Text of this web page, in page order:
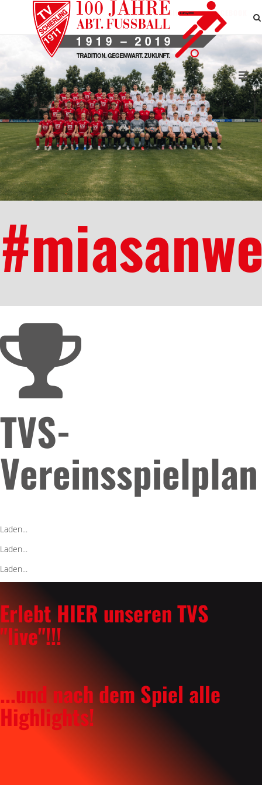
BESUCHEN SIE UNS AUF FACEBOOK
TVS-
Vereinsspielplan
Laden...
Laden...
Laden...
Erlebt HIER unseren TVS
"live"!!!
...und nach dem Spiel alle
Highlights!